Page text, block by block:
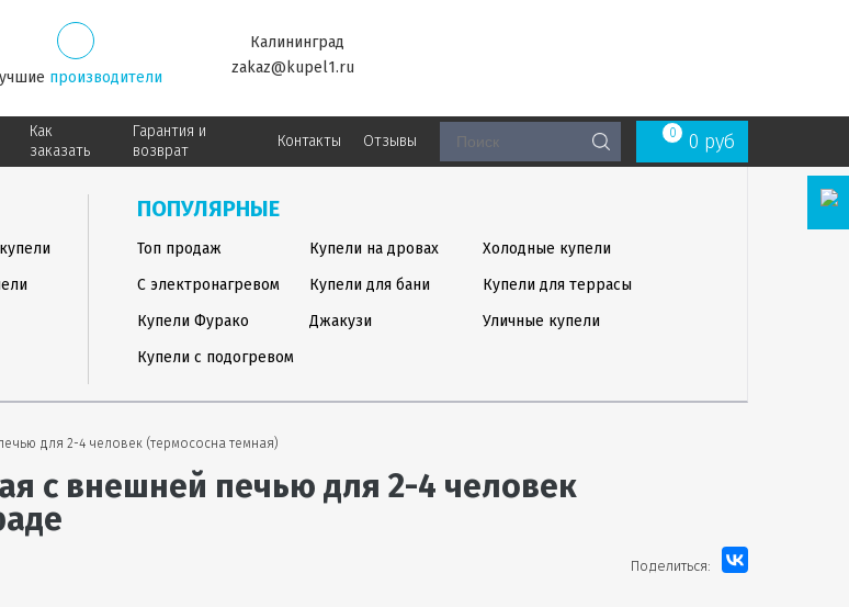
производители
Калининград
zakaz@kupel1.ru
Как
заказать
Гарантия и
возврат
Контакты Отзывы 0 0 руб
ПОПУЛЯРНЫЕ
Топ продаж Купели на дровах
Холодные купели
С электронагревом
Купели для бани
Купели для террасы
Купели Фурако
Джакузи
Уличные купели
Купели с подогревом
печью для 2-4 человек (термососна темная)
с внешней печью для 2-4 человек
Поделиться: